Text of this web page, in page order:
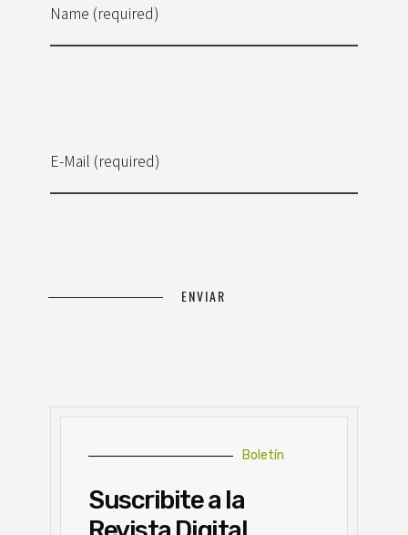
Name (required)
E-Mail (required)
Boletín
Suscribite a la